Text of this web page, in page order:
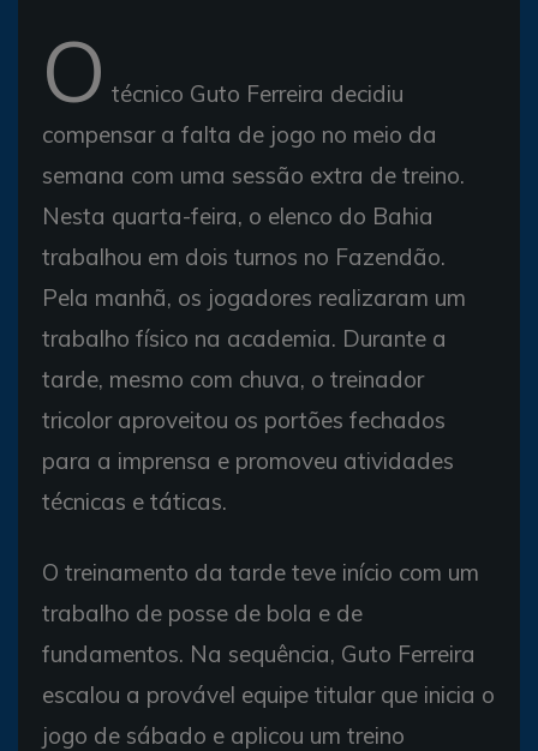
O técnico Guto Ferreira decidiu
compensar a falta de jogo no meio da
semana com uma sessão extra de treino.
Nesta quarta-feira, o elenco do Bahia
trabalhou em dois turnos no Fazendão.
Pela manhã, os jogadores realizaram um
trabalho físico na academia. Durante a
tarde, mesmo com chuva, o treinador
tricolor aproveitou os portões fechados
para a imprensa e promoveu atividades
técnicas e táticas.
O treinamento da tarde teve início com um
trabalho de posse de bola e de
fundamentos. Na sequência, Guto Ferreira
escalou a provável equipe titular que inicia o
jogo de sábado e aplicou um treino